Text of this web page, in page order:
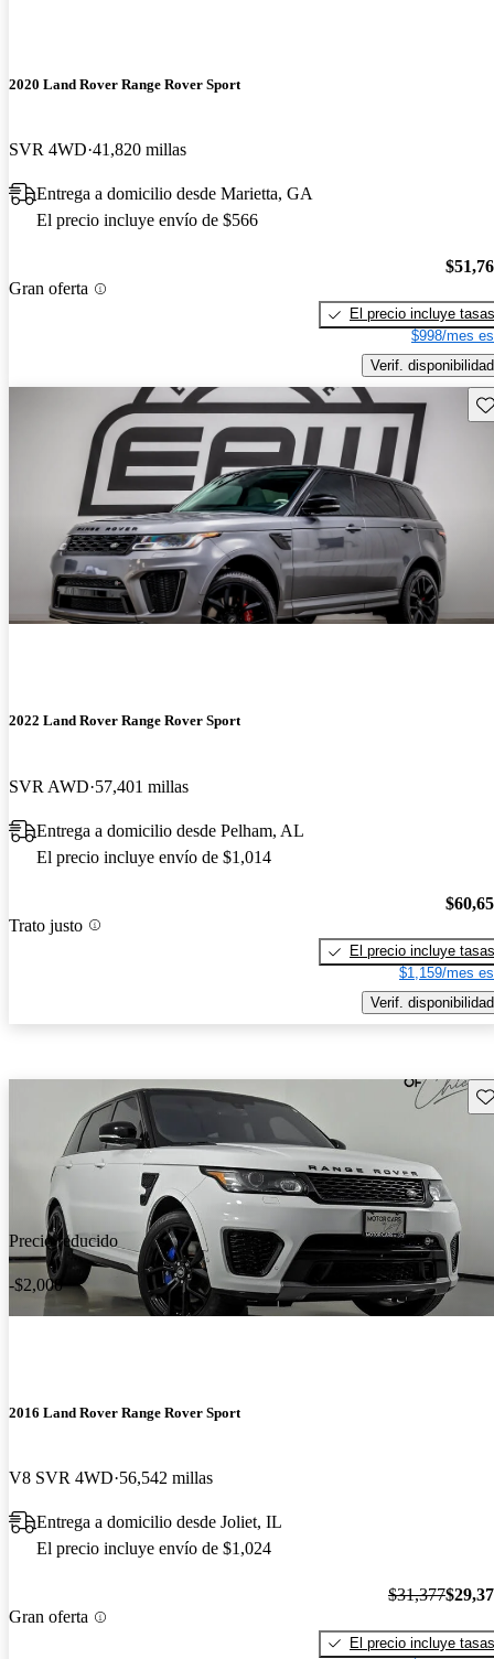
2020 Land Rover Range Rover Sport
SVR 4WD 41,820 millas
Entrega a domicilio desde Marietta, GA
El precio incluye envío de $566
Gran oferta
El precio incluye tasas
$998/mes
Verif. disponibilidad
2022 Land Rover Range Rover Sport
SVR AWD 57,401 millas
Entrega a domicilio desde Pelham, AL
El precio incluye envío de $1,014
Trato justo
El precio incluye tasas
$1,159/mes
Verif. disponibilidad
Precio reducido
-$2,000
2016 Land Rover Range Rover Sport
V8 SVR 4WD 56,542 millas
Entrega a domicilio desde Joliet, IL
El precio incluye envío de $1,024
Gran oferta
$31,377
El precio incluye tasas